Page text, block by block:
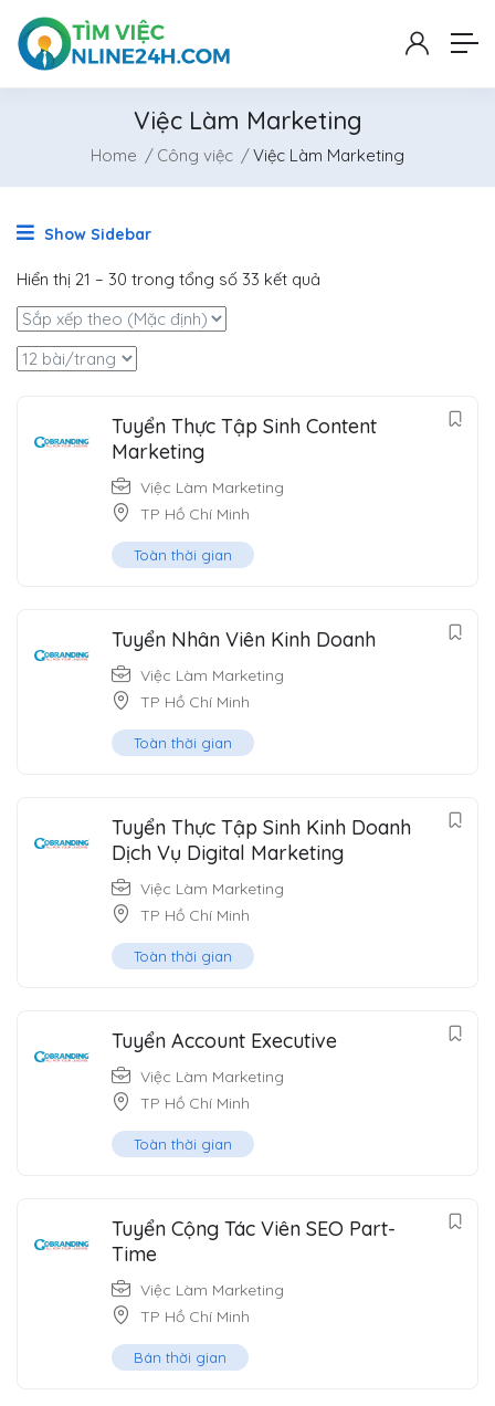
Việc Làm Marketing
Home Công việc Việc Làm Marketing
Show Sidebar
Hiển thị 21 – 30 trong tổng số 33 kết quả
Tuyển Thực Tập Sinh Content
Marketing
Việc Làm Marketing
TP Hồ Chí Minh
Toàn thời gian
Tuyển Nhân Viên Kinh Doanh
Việc Làm Marketing
TP Hồ Chí Minh
Toàn thời gian
Tuyển Thực Tập Sinh Kinh Doanh
Dịch Vụ Digital Marketing
Việc Làm Marketing
TP Hồ Chí Minh
Toàn thời gian
Tuyển Account Executive
Việc Làm Marketing
TP Hồ Chí Minh
Toàn thời gian
Tuyển Cộng Tác Viên SEO Part-
Time
Việc Làm Marketing
TP Hồ Chí Minh
Bán thời gian